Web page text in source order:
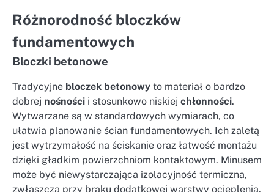
Różnorodność bloczków
fundamentowych
Bloczki betonowe
Tradycyjne bloczek betonowy to materiał o bardzo
dobrej nośności i stosunkowo niskiej chłonności.
Wytwarzane są w standardowych wymiarach, co
ułatwia planowanie ścian fundamentowych. Ich zaletą
jest wytrzymałość na ściskanie oraz łatwość montażu
dzięki gładkim powierzchniom kontaktowym. Minusem
może być niewystarczająca izolacyjność termiczna,
zwłaszcza przy braku dodatkowej warstwy ocieplenia.